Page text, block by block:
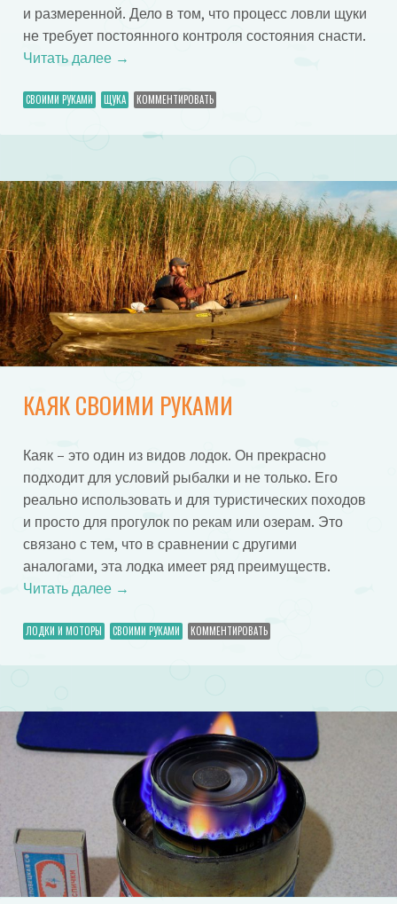
и размеренной. Дело в том, что процесс ловли щуки
не требует постоянного контроля состояния снасти.
Читать далее →
СВОИМИ РУКАМИ ЩУКА КОММЕНТИРОВАТЬ
КАЯК СВОИМИ РУКАМИ
Каяк – это один из видов лодок. Он прекрасно
подходит для условий рыбалки и не только. Его
реально использовать и для туристических походов
и просто для прогулок по рекам или озерам. Это
связано с тем, что в сравнении с другими
аналогами, эта лодка имеет ряд преимуществ.
Читать далее →
ЛОДКИ И МОТОРЫ СВОИМИ РУКАМИ КОММЕНТИРОВАТЬ